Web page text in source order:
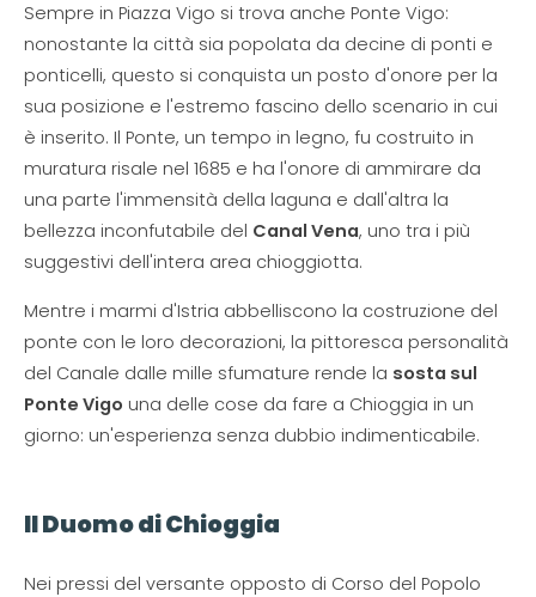
Sempre in Piazza Vigo si trova anche Ponte Vigo:
nonostante la città sia popolata da decine di ponti e
ponticelli, questo si conquista un posto d'onore per la
sua posizione e l'estremo fascino dello scenario in cui
è inserito. Il Ponte, un tempo in legno, fu costruito in
muratura risale nel 1685 e ha l'onore di ammirare da
una parte l'immensità della laguna e dall'altra la
bellezza inconfutabile del Canal Vena, uno tra i più
suggestivi dell'intera area chioggiotta.
Mentre i marmi d'Istria abbelliscono la costruzione del
ponte con le loro decorazioni, la pittoresca personalità
del Canale dalle mille sfumature rende la sosta sul
Ponte Vigo una delle cose da fare a Chioggia in un
giorno: un'esperienza senza dubbio indimenticabile.
Il Duomo di Chioggia
Nei pressi del versante opposto di Corso del Popolo